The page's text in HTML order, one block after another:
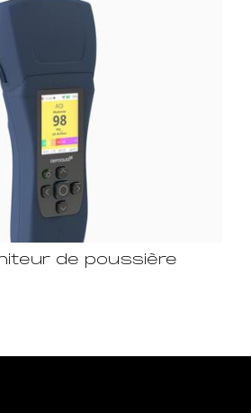
de poussière